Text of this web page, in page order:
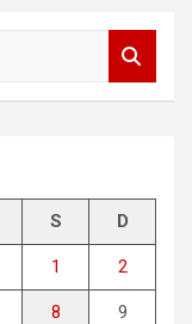
S D
1 2
8 9